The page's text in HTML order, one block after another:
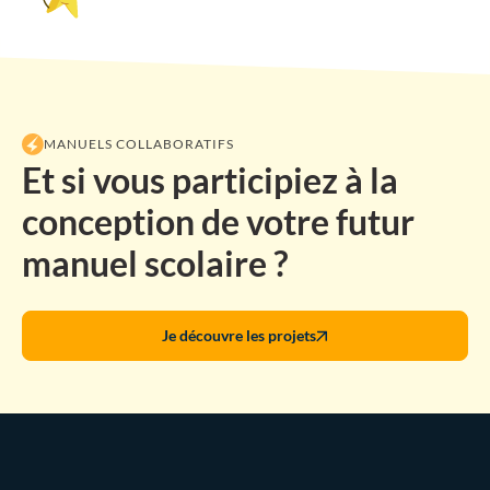
MANUELS COLLABORATIFS
Et si vous participiez à la
conception de votre futur
manuel scolaire ?
Je découvre les projets